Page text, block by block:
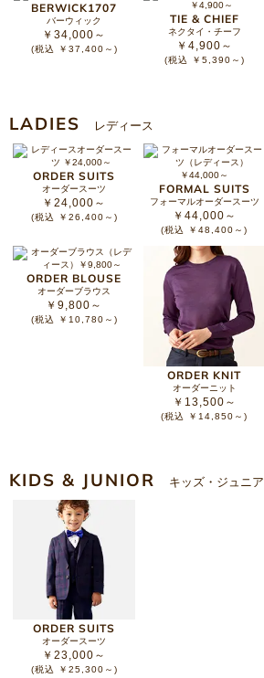
BERWICK1707
バーウィック
￥34,000～
(税込 ￥37,400～)
TIE & CHIEF
ネクタイ・チーフ
￥4,900～
(税込 ￥5,390～)
LADIES レディース
ORDER SUITS
オーダースーツ
￥24,000～
(税込 ￥26,400～)
FORMAL SUITS
フォーマルオーダースーツ
￥44,000～
(税込 ￥48,400～)
ORDER BLOUSE
オーダーブラウス
￥9,800～
(税込 ￥10,780～)
ORDER KNIT
オーダーニット
￥13,500～
(税込 ￥14,850～)
KIDS & JUNIOR キッズ・ジュニア
ORDER SUITS
オーダースーツ
￥23,000～
(税込 ￥25,300～)